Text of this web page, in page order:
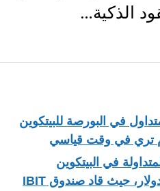
في البورصة للبيتكوين
تري في وقت قياسي
في البيتكوين
تدفقات بقيمة 358 مليون دولار، حيث قاد صندوق IBIT
الذكية…